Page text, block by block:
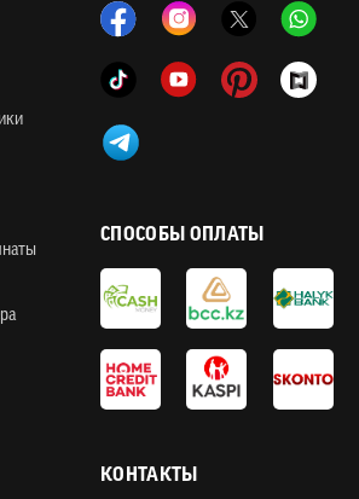
СПОСОБЫ ОПЛАТЫ
КОНТАКТЫ